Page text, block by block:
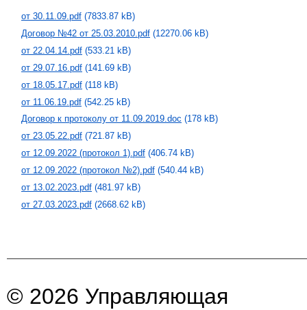
от 30.11.09.pdf (7833.87 kB)
Договор №42 от 25.03.2010.pdf (12270.06 kB)
от 22.04.14.pdf (533.21 kB)
от 29.07.16.pdf (141.69 kB)
от 18.05.17.pdf (118 kB)
от 11.06.19.pdf (542.25 kB)
Договор к протоколу от 11.09.2019.doc (178 kB)
от 23.05.22.pdf (721.87 kB)
от 12.09.2022 (протокол 1).pdf (406.74 kB)
от 12.09.2022 (протокол №2).pdf (540.44 kB)
от 13.02.2023.pdf (481.97 kB)
от 27.03.2023.pdf (2668.62 kB)
© 2026 Управляющая